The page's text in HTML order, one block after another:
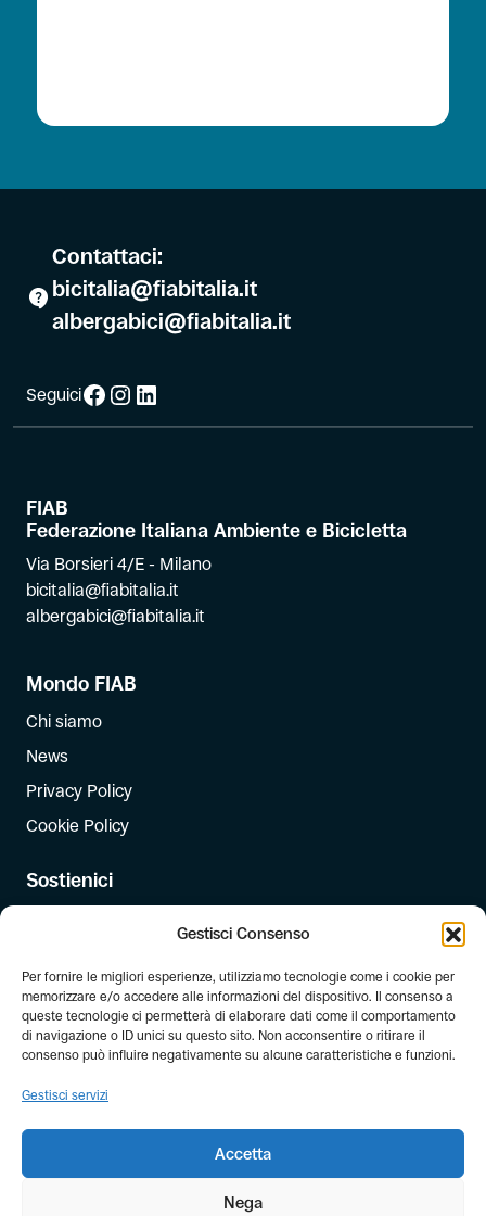
Gestisci Consenso
Per fornire le migliori esperienze, utilizziamo tecnologie come i cookie per
memorizzare e/o accedere alle informazioni del dispositivo. Il consenso a
queste tecnologie ci permetterà di elaborare dati come il comportamento
di navigazione o ID unici su questo sito. Non acconsentire o ritirare il
consenso può influire negativamente su alcune caratteristiche e funzioni.
Gestisci servizi
Accetta
Nega
Contattaci:
bicitalia@fiabitalia.it
albergabici@fiabitalia.it
SeguiciFacebook
Instagram
LinkedIn
FIAB
Federazione Italiana Ambiente e Bicicletta
Via Borsieri 4/E - Milano
bicitalia@fiabitalia.it
albergabici@fiabitalia.it
Mondo FIAB
Chi siamo
News
Privacy Policy
Cookie Policy
Sostienici
Dona il 5 per mille
Newsletter